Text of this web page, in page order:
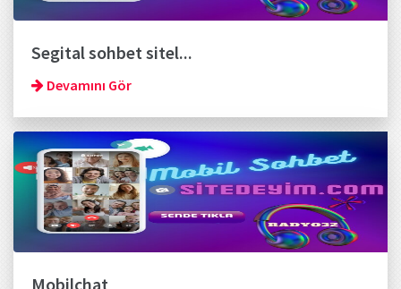
Segital sohbet sitel...
Devamını Gör
Mobilchat